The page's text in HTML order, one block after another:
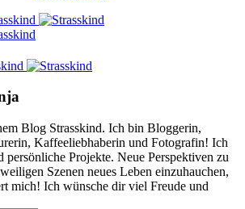
Blog Strasskind. Ich bin Bloggerin,
Kaffeeliebhaberin und Fotografin! Ich
persönliche Projekte. Neue Perspektiven zu
Szenen neues Leben einzuhauchen,
mich! Ich wünsche dir viel Freude und